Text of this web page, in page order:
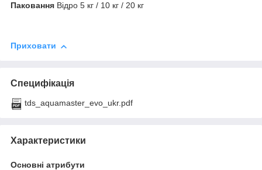
Паковання Відро 5 кг / 10 кг / 20 кг
Приховати
Специфікація
tds_aquamaster_evo_ukr.pdf
Характеристики
Основні атрибути